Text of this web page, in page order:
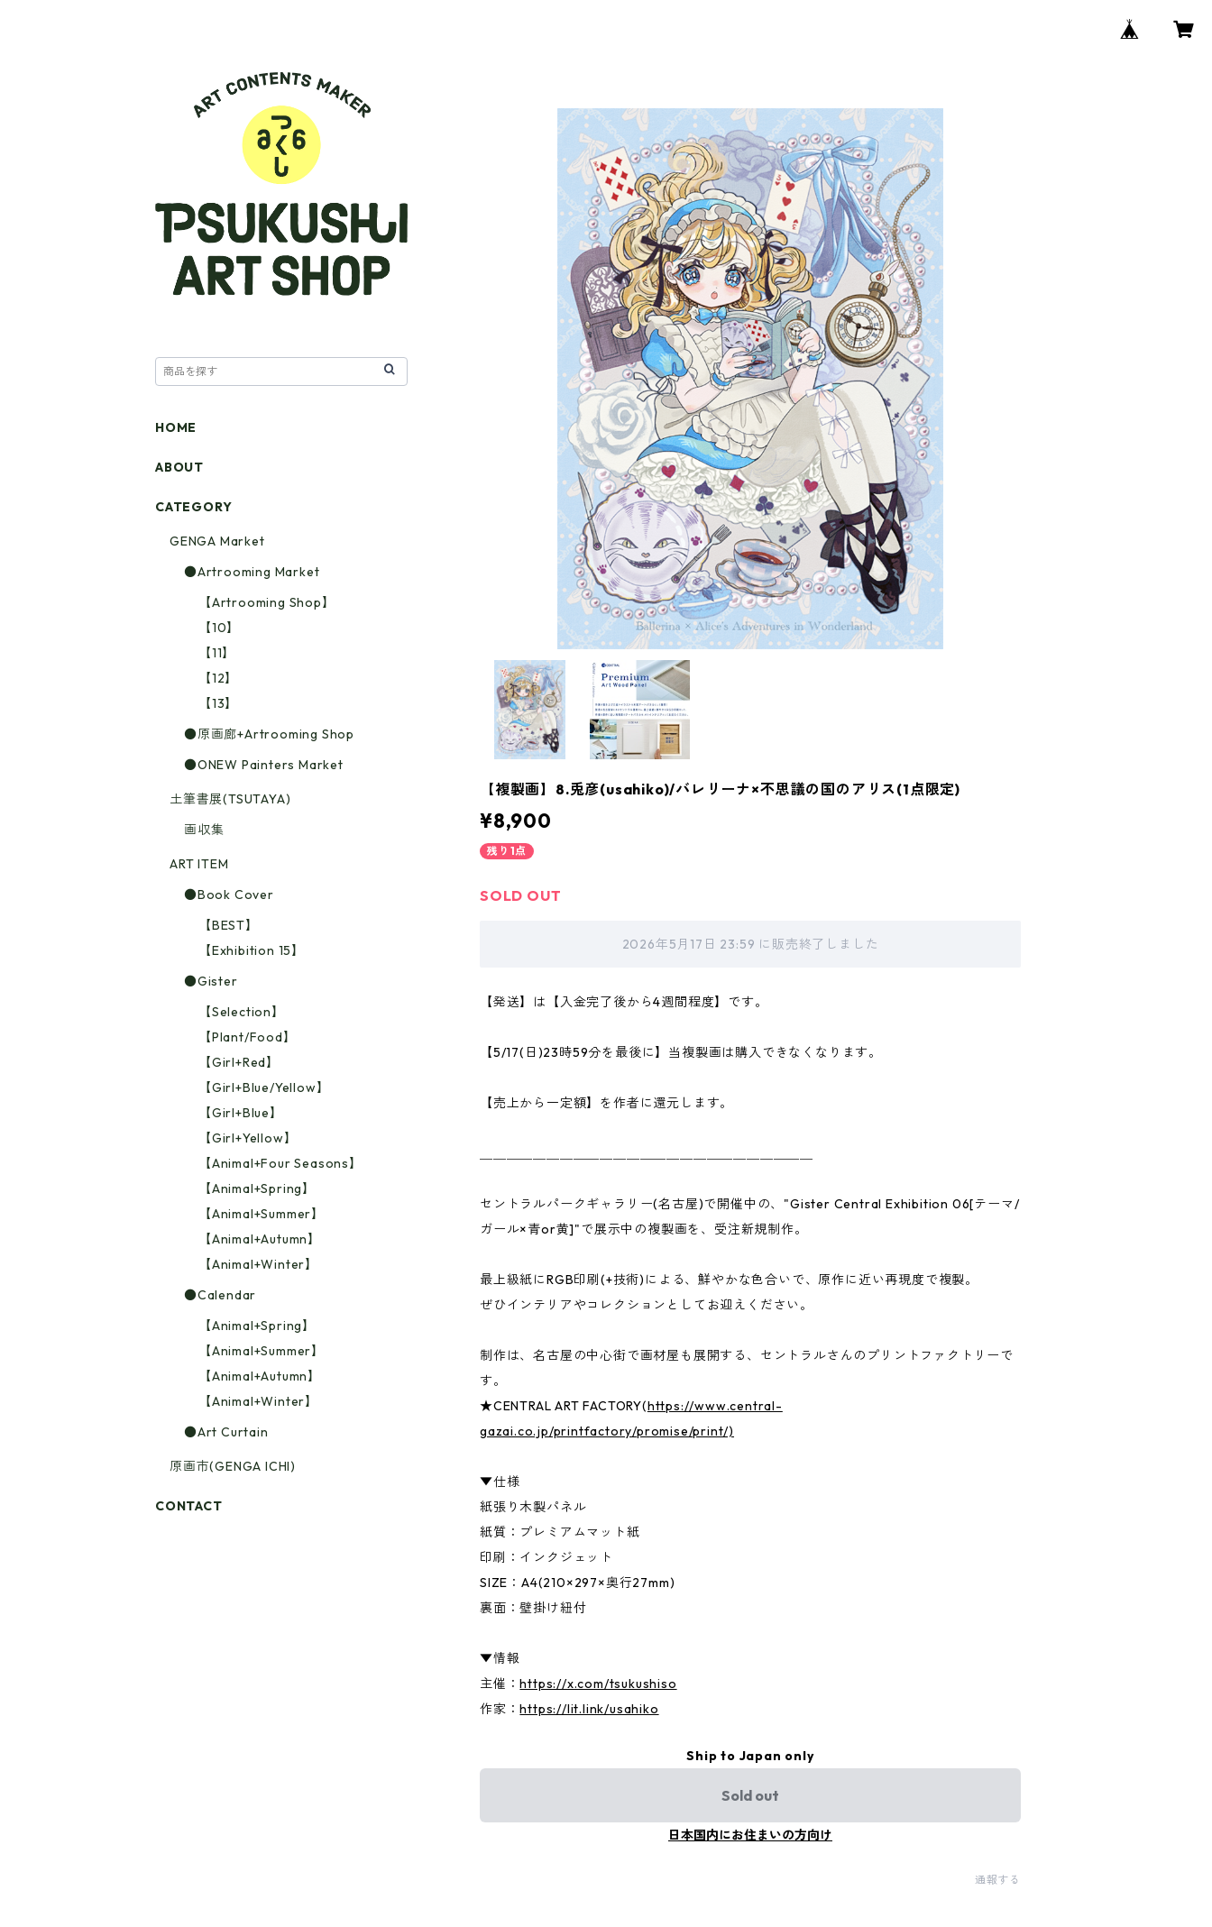
【複製画】8.兎彦(usahiko)/バレリーナ×不思議の国のアリス(1点限定)
¥8,900
残り1点
SOLD OUT
2026年5月17日 23:59 に販売終了しました
【発送】は【入金完了後から4週間程度】です。
【5/17(日)23時59分を最後に】当複製画は購入できなくなります。
【売上から一定額】を作者に還元します。
セントラルパークギャラリー(名古屋)で開催中の、"Gister Central Exhibition 06[テーマ/
ガール×青or黄]"で展示中の複製画を、受注新規制作。
最上級紙にRGB印刷(+技術)による、鮮やかな色合いで、原作に近い再現度で複製。
ぜひインテリアやコレクションとしてお迎えください。
制作は、名古屋の中心街で画材屋も展開する、セントラルさんのプリントファクトリーで
す。
★CENTRAL ART FACTORY(https://www.central-
gazai.co.jp/printfactory/promise/print/)
▼仕様
紙張り木製パネル
紙質：プレミアムマット紙
印刷：インクジェット
SIZE：A4(210×297×奥行27mm)
裏面：壁掛け紐付
▼情報
主催：https://x.com/tsukushiso
作家：https://lit.link/usahiko
Ship to Japan only
Sold out
日本国内にお住まいの方向け
通報する
HOME
ABOUT
CATEGORY
GENGA Market
●Artrooming Market
【Artrooming Shop】
【10】
【11】
【12】
【13】
●原画廊+Artrooming Shop
●ONEW Painters Market
土筆書展(TSUTAYA)
画収集
ART ITEM
●Book Cover
【BEST】
【Exhibition 15】
●Gister
【Selection】
【Plant/Food】
【Girl+Red】
【Girl+Blue/Yellow】
【Girl+Blue】
【Girl+Yellow】
【Animal+Four Seasons】
【Animal+Spring】
【Animal+Summer】
【Animal+Autumn】
【Animal+Winter】
●Calendar
【Animal+Spring】
【Animal+Summer】
【Animal+Autumn】
【Animal+Winter】
●Art Curtain
原画市(GENGA ICHI)
CONTACT